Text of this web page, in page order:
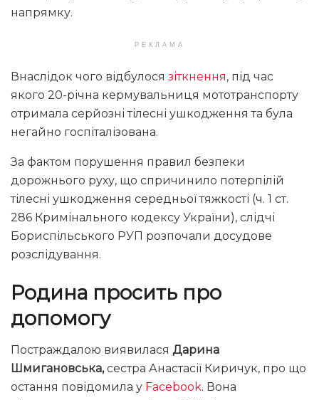
напрямку.
РЕКЛАМА
Внаслідок чого відбулося зіткнення, під час
якого 20-річна кермувальниця мототранспорту
отримала серйозні тілесні ушкодження та була
негайно госпіталізована.
За фактом порушення правил безпеки
дорожнього руху, що спричинило потерпілій
тілесні ушкодження середньої тяжкості (ч. 1 ст.
286 Кримінального кодексу України), слідчі
Бориспільського РУП розпочали досудове
розслідування.
Родина просить про
допомогу
Постраждалою виявилася Дарина
Шмигановська,сестра Анастасії Киричук, про що
остання повідомила у Facebook. Вона